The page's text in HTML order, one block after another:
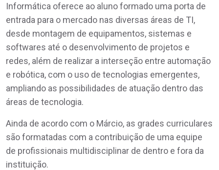
Informática oferece ao aluno formado uma porta de
entrada para o mercado nas diversas áreas de TI,
desde montagem de equipamentos, sistemas e
softwares até o desenvolvimento de projetos e
redes, além de realizar a interseção entre automação
e robótica, com o uso de tecnologias emergentes,
ampliando as possibilidades de atuação dentro das
áreas de tecnologia.
Ainda de acordo com o Márcio, as grades curriculares
são formatadas com a contribuição de uma equipe
de profissionais multidisciplinar de dentro e fora da
instituição.